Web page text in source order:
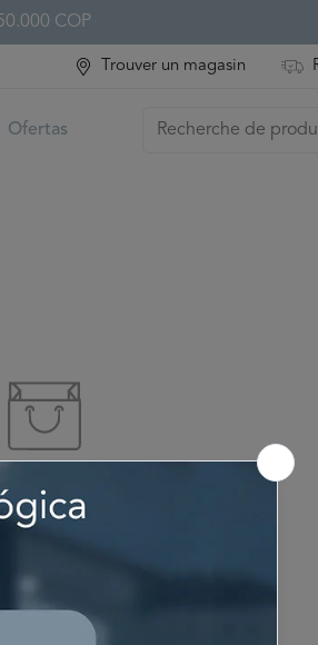
COP
Trouver un magasin
Ofertas Recherche de
produit dans cette collection